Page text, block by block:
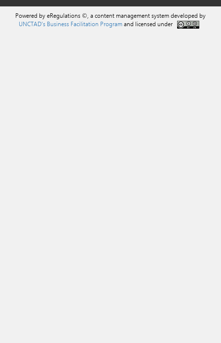
Powered by eRegulations ©, a content management system developed by
UNCTAD's Business Facilitation Programand licensed under